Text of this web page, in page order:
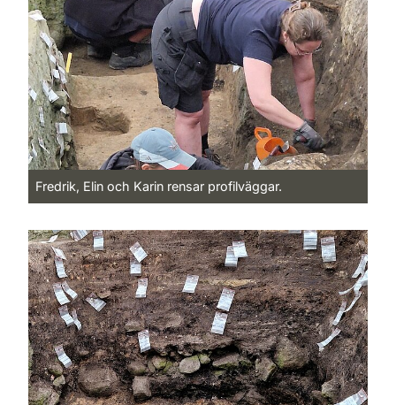
Fredrik, Elin och Karin rensar profilväggar.